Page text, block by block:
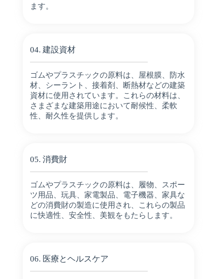
ます。
04. 建設資材
ゴムやプラスチックの原料は、屋根膜、防水
材、シーラント、接着剤、断熱材などの建築
資材に使用されています。これらの材料は、
さまざまな建築用途において耐候性、柔軟
性、耐久性を提供します。
05. 消費財
ゴムやプラスチックの原料は、履物、スポー
ツ用品、玩具、家電製品、電子機器、家具な
どの消費財の製造に使用され、これらの製品
に快適性、安全性、美観をもたらします。
06. 医療とヘルスケア